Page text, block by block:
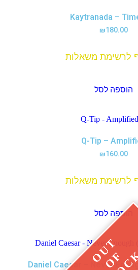
Kaytranada –
₪180.00
לרשימת משאלות
הוספה לסל
Q-Tip –
₪160.00
לרשימת משאלות
הוספה לסל
Daniel Caesar – Never